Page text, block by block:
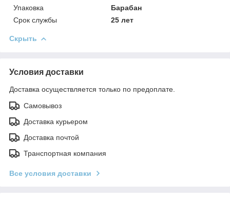
Упаковка
Барабан
Срок службы
25 лет
Скрыть
Условия доставки
Доставка осуществляется только по предоплате.
Самовывоз
Доставка курьером
Доставка почтой
Транспортная компания
Все условия доставки